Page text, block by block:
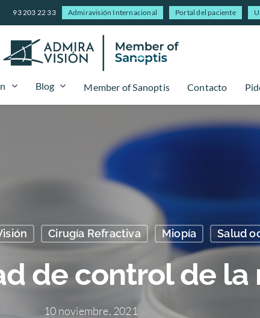
93 203 22 33 Admiravisión Internacional Portal del paciente
Blog Member of Sanoptis Contacto
Cirugía Refractiva Miopía Salud
de control de la
10 noviembre, 2021